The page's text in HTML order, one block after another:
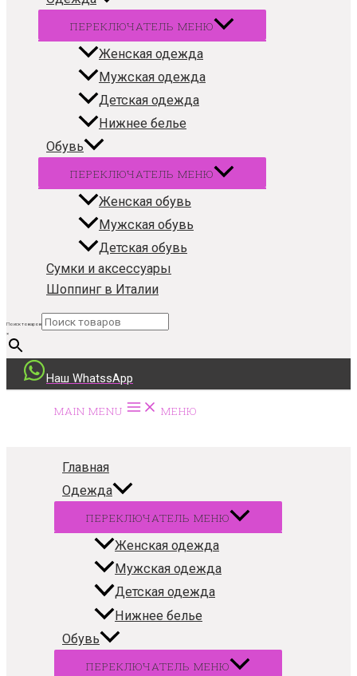
ПЕРЕКЛЮЧАТЕЛЬ МЕНЮ
Женская одежда
Мужская одежда
Детская одежда
Нижнее белье
Обувь
ПЕРЕКЛЮЧАТЕЛЬ МЕНЮ
Женская обувь
Мужская обувь
Детская обувь
Сумки и аксессуары
Шоппинг в Италии
Поиск товаров
×
Наш WhatssApp
MAIN MENU МЕНЮ
Главная
Одежда
ПЕРЕКЛЮЧАТЕЛЬ МЕНЮ
Женская одежда
Мужская одежда
Детская одежда
Нижнее белье
Обувь
ПЕРЕКЛЮЧАТЕЛЬ МЕНЮ